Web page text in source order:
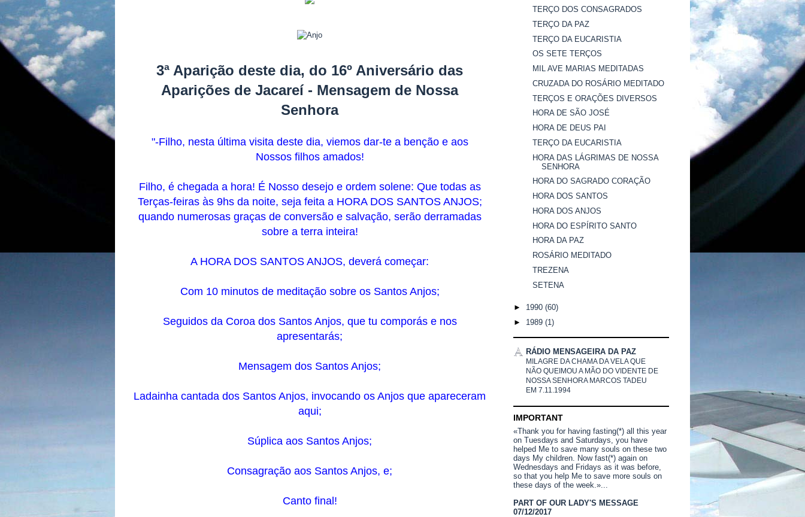
3ª Aparição deste dia, do 16º Aniversário das
Aparições de Jacareí - Mensagem de Nossa
Senhora
"-Filho, nesta última visita deste dia, viemos dar-te a benção e aos
Nossos filhos amados!
Filho, é chegada a hora! É Nosso desejo e ordem solene: Que todas as
Terças-feiras às 9hs da noite, seja feita a HORA DOS SANTOS ANJOS;
quando numerosas graças de conversão e salvação, serão derramadas
sobre a terra inteira!
A HORA DOS SANTOS ANJOS, deverá começar:
Com 10 minutos de meditação sobre os Santos Anjos;
Seguidos da Coroa dos Santos Anjos, que tu comporás e nos
apresentarás;
Mensagem dos Santos Anjos;
Ladainha cantada dos Santos Anjos, invocando os Anjos que apareceram
aqui;
Súplica aos Santos Anjos;
Consagração aos Santos Anjos, e;
Canto final!
TERÇO DOS CONSAGRADOS
TERÇO DA PAZ
TERÇO DA EUCARISTIA
OS SETE TERÇOS
MIL AVE MARIAS MEDITADAS
CRUZADA DO ROSÁRIO MEDITADO
TERÇOS E ORAÇÕES DIVERSOS
HORA DE SÃO JOSÉ
HORA DE DEUS PAI
TERÇO DA EUCARISTIA
HORA DAS LÁGRIMAS DE NOSSA
SENHORA
HORA DO SAGRADO CORAÇÃO
HORA DOS SANTOS
HORA DOS ANJOS
HORA DO ESPÍRITO SANTO
HORA DA PAZ
ROSÁRIO MEDITADO
TREZENA
SETENA
► 1990 (60)
► 1989 (1)
RÁDIO MENSAGEIRA DA PAZ
MILAGRE DA CHAMA DA VELA QUE
NÃO QUEIMOU A MÃO DO VIDENTE DE
NOSSA SENHORA MARCOS TADEU
EM 7.11.1994
IMPORTANT
«Thank you for having fasting(*) all this year
on Tuesdays and Saturdays, you have
helped Me to save many souls on these two
days My children. Now fast(*) again on
Wednesdays and Fridays as it was before,
so that you help Me to save more souls on
these days of the week.»...
PART OF OUR LADY'S MESSAGE
07/12/2017